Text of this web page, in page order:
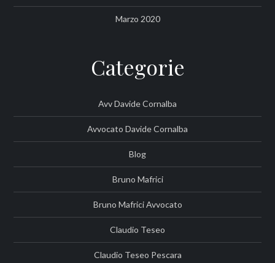
Marzo 2020
Categorie
Avv Davide Cornalba
Avvocato Davide Cornalba
Blog
Bruno Mafrici
Bruno Mafrici Avvocato
Claudio Teseo
Claudio Teseo Pescara